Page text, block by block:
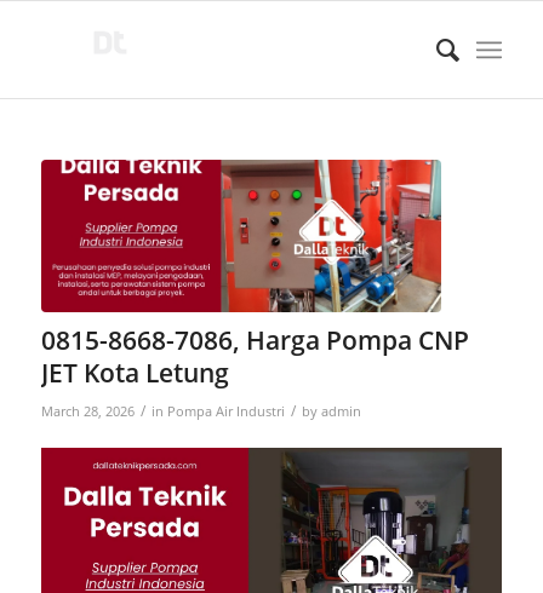
0815-8668-7086, Harga Pompa CNP
JET Kota Letung
March 28, 2026 / in Pompa Air Industri / by admin